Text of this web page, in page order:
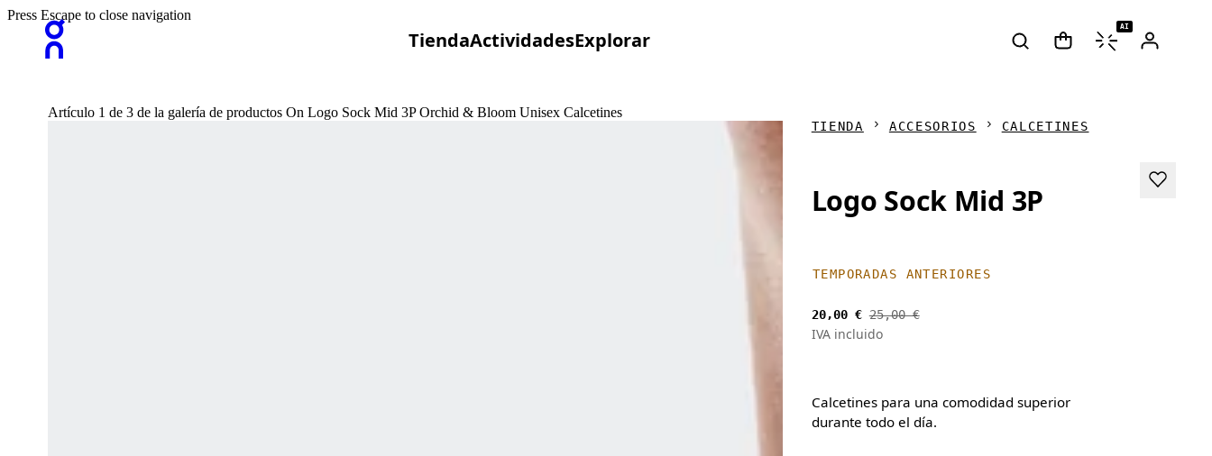
TiendaActividadesExplorar
AI
Press Escape to close navigation
Artículo 1 de 3 de la galería de productos On Logo Sock Mid 3P Orchid & Bloom Unisex Calcetines
TIENDA ACCESORIOS CALCETINES
Logo Sock Mid 3P
TEMPORADAS ANTERIORES
20,00 € 25,00 €
IVA incluido
Calcetines para una comodidad superior
durante todo el día.